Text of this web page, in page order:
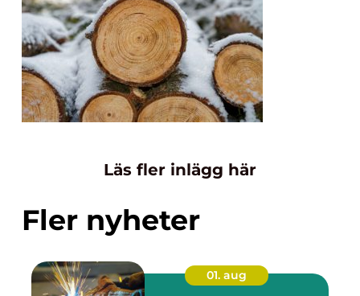
Läs fler inlägg här
Fler nyheter
01. aug